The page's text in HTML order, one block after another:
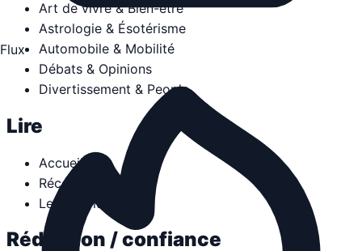
Art de vivre & Bien-être
Astrologie & Ésotérisme
Automobile & Mobilité
Débats & Opinions
Divertissement & People
Lire
Accueil
Récentes
Les plus lus
Rédaction / confiance
Flux